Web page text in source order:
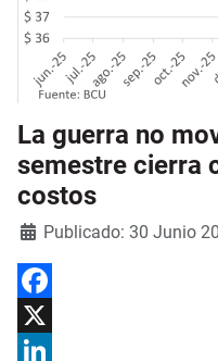
La guerra no
semestre cierra
costos
DetallesPublicado: 30 Junio
Facebook
X